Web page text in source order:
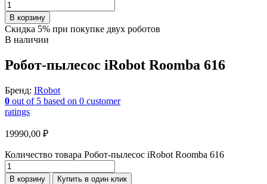
В корзину
Скидка 5% при покупке двух роботов
В наличии
Робот-пылесос iRobot Roomba 616
Бренд: IRobot
0 out of 5 based on 0 customer
ratings
19990,00 ₽
Количество товара Робот-пылесос iRobot Roomba 616
В корзину Купить в один клик